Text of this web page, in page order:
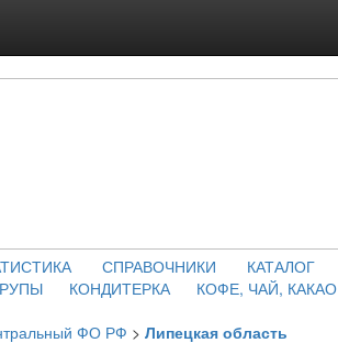
СПРАВОЧНИКИ КАТАЛОГ
КОНДИТЕРКА КОФЕ, ЧАЙ, КАКАО
ФО РФ > Липецкая область